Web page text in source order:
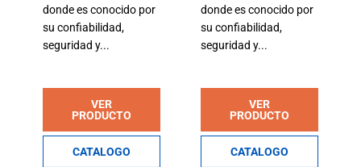
donde es conocido por
su confiabilidad,
seguridad y...
VER
PRODUCTO
CATALOGO
donde es conocido por
su confiabilidad,
seguridad y...
VER
PRODUCTO
CATALOGO